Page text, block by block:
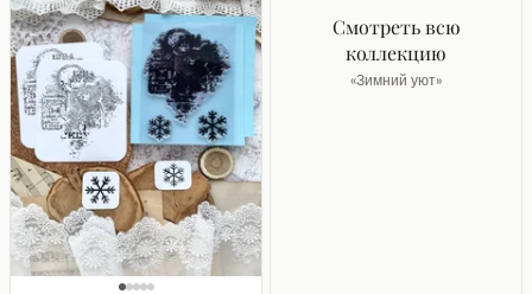
Смотреть всю
коллекцию
«Зимний уют»